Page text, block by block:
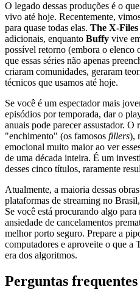
O legado dessas produções é o
vivo até hoje. Recentemente,
para quase todas elas. The X-Files
adicionais, enquanto Buffy vive
possível retorno (embora o elenco
que essas séries não apenas
criaram comunidades, geraram
técnicos que usamos até hoje.
Se você é um espectador mais
episódios por temporada, dar o
anuais pode parecer assustador.
"enchimento" (os famosos fillers),
emocional muito maior ao ver
de uma década inteira. É um
desses cinco títulos, raramente
Atualmente, a maioria dessas
plataformas de streaming no
Se você está procurando algo
ansiedade de cancelamentos
melhor porto seguro. Prepare a
computadores e aproveite o que a
era dos algoritmos.
Perguntas frequentes